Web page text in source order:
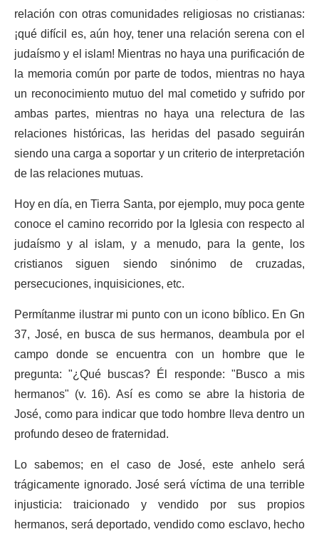
relación con otras comunidades religiosas no cristianas:
¡qué difícil es, aún hoy, tener una relación serena con el
judaísmo y el islam! Mientras no haya una purificación de
la memoria común por parte de todos, mientras no haya
un reconocimiento mutuo del mal cometido y sufrido por
ambas partes, mientras no haya una relectura de las
relaciones históricas, las heridas del pasado seguirán
siendo una carga a soportar y un criterio de interpretación
de las relaciones mutuas.
Hoy en día, en Tierra Santa, por ejemplo, muy poca gente
conoce el camino recorrido por la Iglesia con respecto al
judaísmo y al islam, y a menudo, para la gente, los
cristianos siguen siendo sinónimo de cruzadas,
persecuciones, inquisiciones, etc.
Permítanme ilustrar mi punto con un icono bíblico. En Gn
37, José, en busca de sus hermanos, deambula por el
campo donde se encuentra con un hombre que le
pregunta: "¿Qué buscas? Él responde: "Busco a mis
hermanos" (v. 16). Así es como se abre la historia de
José, como para indicar que todo hombre lleva dentro un
profundo deseo de fraternidad.
Lo sabemos; en el caso de José, este anhelo será
trágicamente ignorado. José será víctima de una terrible
injusticia: traicionado y vendido por sus propios
hermanos, será deportado, vendido como esclavo, hecho